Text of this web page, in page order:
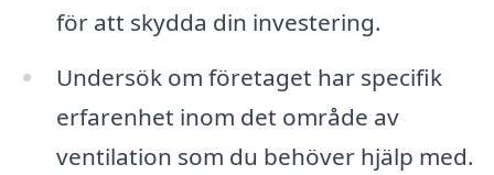
för att skydda din investering.
Undersök om företaget har specifik
erfarenhet inom det område av
ventilation som du behöver hjälp med.